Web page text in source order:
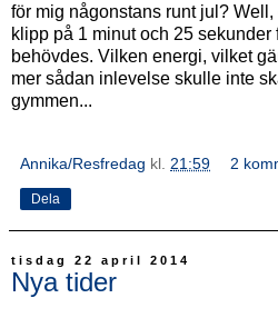
för mig någonstans runt jul?
klipp på 1 minut och 25
behövdes. Vilken energi, vilket
mer sådan inlevelse skulle inte
gymmen...
Annika/Resfredag kl. 21:59 2
Dela
tisdag 22 april 2014
Nya tider